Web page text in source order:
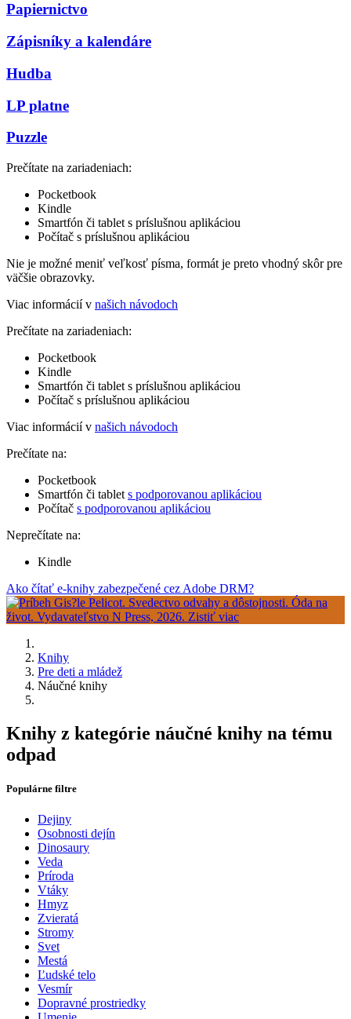
Papiernictvo
Zápisníky a kalendáre
Hudba
LP platne
Puzzle
Prečítate na zariadeniach:
Pocketbook
Kindle
Smartfón či tablet s príslušnou aplikáciou
Počítač s príslušnou aplikáciou
Nie je možné meniť veľkosť písma, formát je preto vhodný skôr pre
väčšie obrazovky.
Viac informácií v našich návodoch
Prečítate na zariadeniach:
Pocketbook
Kindle
Smartfón či tablet s príslušnou aplikáciou
Počítač s príslušnou aplikáciou
Viac informácií v našich návodoch
Prečítate na:
Pocketbook
Smartfón či tablet s podporovanou aplikáciou
Počítač s podporovanou aplikáciou
Neprečítate na:
Kindle
Ako čítať e-knihy zabezpečené cez Adobe DRM?
Knihy
Pre deti a mládež
Náučné knihy
Knihy z kategórie náučné knihy na tému
odpad
Populárne filtre
Dejiny
Osobnosti dejín
Dinosaury
Veda
Príroda
Vtáky
Hmyz
Zvieratá
Stromy
Svet
Mestá
Ľudské telo
Vesmír
Dopravné prostriedky